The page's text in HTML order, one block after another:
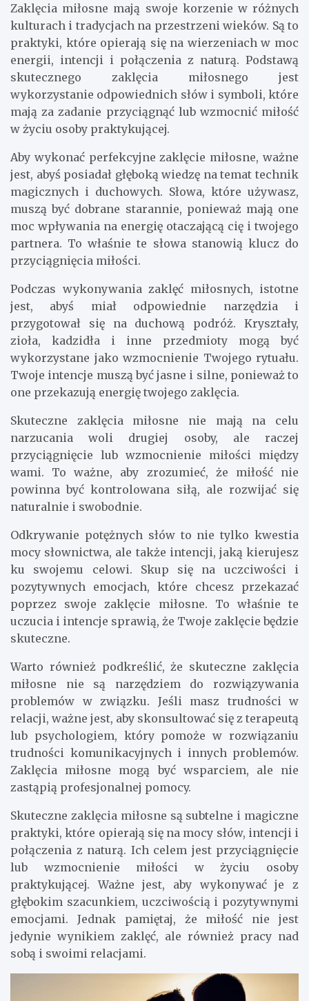
Zaklęcia miłosne mają swoje korzenie w różnych
kulturach i tradycjach na przestrzeni wieków. Są to
praktyki, które opierają się na wierzeniach w moc
energii, intencji i połączenia z naturą. Podstawą
skutecznego zaklęcia miłosnego jest
wykorzystanie odpowiednich słów i symboli, które
mają za zadanie przyciągnąć lub wzmocnić miłość
w życiu osoby praktykującej.
Aby wykonać perfekcyjne zaklęcie miłosne, ważne
jest, abyś posiadał głęboką wiedzę na temat technik
magicznych i duchowych. Słowa, które używasz,
muszą być dobrane starannie, ponieważ mają one
moc wpływania na energię otaczającą cię i twojego
partnera. To właśnie te słowa stanowią klucz do
przyciągnięcia miłości.
Podczas wykonywania zaklęć miłosnych, istotne
jest, abyś miał odpowiednie narzędzia i
przygotował się na duchową podróż. Kryształy,
zioła, kadzidła i inne przedmioty mogą być
wykorzystane jako wzmocnienie Twojego rytuału.
Twoje intencje muszą być jasne i silne, ponieważ to
one przekazują energię twojego zaklęcia.
Skuteczne zaklęcia miłosne nie mają na celu
narzucania woli drugiej osoby, ale raczej
przyciągnięcie lub wzmocnienie miłości między
wami. To ważne, aby zrozumieć, że miłość nie
powinna być kontrolowana siłą, ale rozwijać się
naturalnie i swobodnie.
Odkrywanie potężnych słów to nie tylko kwestia
mocy słownictwa, ale także intencji, jaką kierujesz
ku swojemu celowi. Skup się na uczciwości i
pozytywnych emocjach, które chcesz przekazać
poprzez swoje zaklęcie miłosne. To właśnie te
uczucia i intencje sprawią, że Twoje zaklęcie będzie
skuteczne.
Warto również podkreślić, że skuteczne zaklęcia
miłosne nie są narzędziem do rozwiązywania
problemów w związku. Jeśli masz trudności w
relacji, ważne jest, aby skonsultować się z terapeutą
lub psychologiem, który pomoże w rozwiązaniu
trudności komunikacyjnych i innych problemów.
Zaklęcia miłosne mogą być wsparciem, ale nie
zastąpią profesjonalnej pomocy.
Skuteczne zaklęcia miłosne są subtelne i magiczne
praktyki, które opierają się na mocy słów, intencji i
połączenia z naturą. Ich celem jest przyciągnięcie
lub wzmocnienie miłości w życiu osoby
praktykującej. Ważne jest, aby wykonywać je z
głębokim szacunkiem, uczciwością i pozytywnymi
emocjami. Jednak pamiętaj, że miłość nie jest
jedynie wynikiem zaklęć, ale również pracy nad
sobą i swoimi relacjami.